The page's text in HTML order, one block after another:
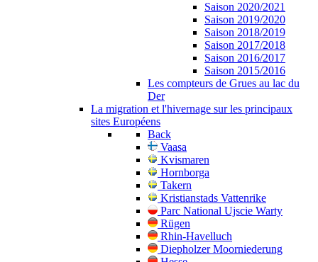
Saison 2020/2021
Saison 2019/2020
Saison 2018/2019
Saison 2017/2018
Saison 2016/2017
Saison 2015/2016
Les compteurs de Grues au lac du
Der
La migration et l'hivernage sur les principaux
sites Européens
Back
Vaasa
Kvismaren
Hornborga
Takern
Kristianstads Vattenrike
Parc National Ujscie Warty
Rügen
Rhin-Havelluch
Diepholzer Moorniederung